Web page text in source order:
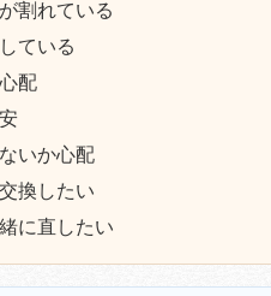
割れている
ている
配
いか心配
換したい
に直したい